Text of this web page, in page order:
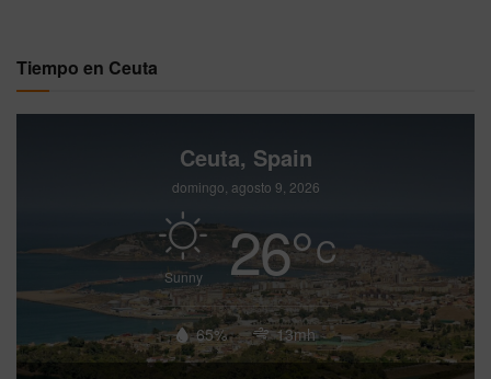
Tiempo en Ceuta
Ceuta, Spain
domingo, agosto 9, 2026
Sunny 26°C
65% 13mh